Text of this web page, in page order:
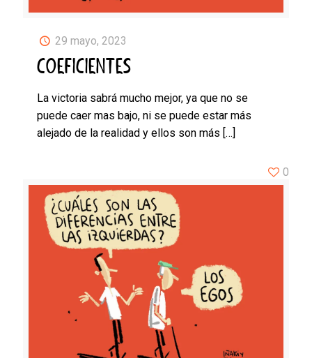
29 mayo, 2023
COEFICIENTES
La victoria sabrá mucho mejor, ya que no se
puede caer mas bajo, ni se puede estar más
alejado de la realidad y ellos son más […]
0